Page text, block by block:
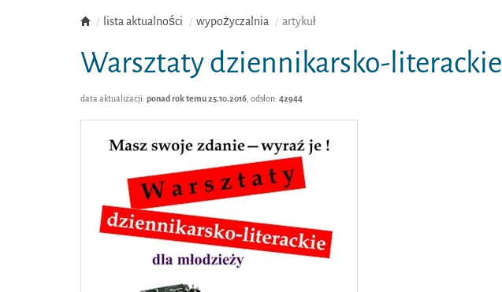
lista aktualności wypożyczalnia artykuł
Warsztaty dziennikarsko-literackie
data aktualizacji: ponad rok temu 25.10.2016 , odsłon: 42944